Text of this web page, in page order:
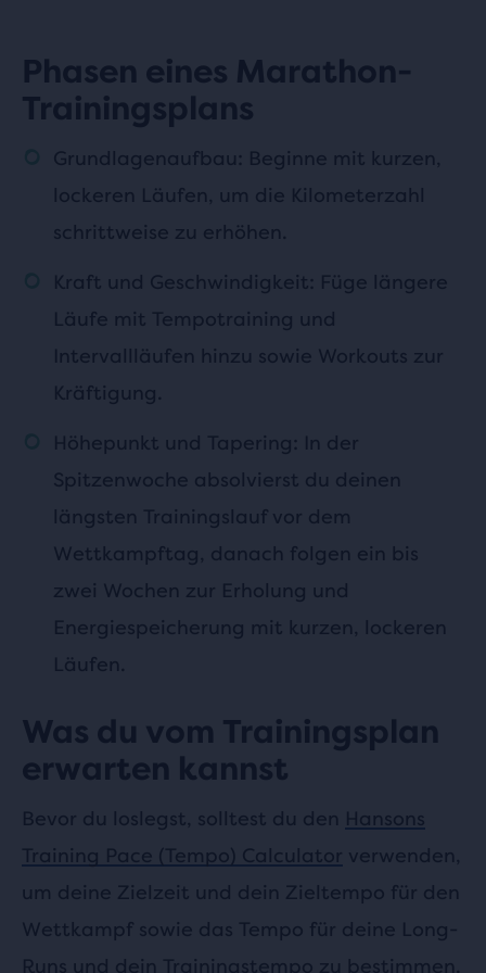
Phasen eines Marathon-
Trainingsplans
Grundlagenaufbau: Beginne mit kurzen,
lockeren Läufen, um die Kilometerzahl
schrittweise zu erhöhen.
Kraft und Geschwindigkeit: Füge längere
Läufe mit Tempotraining und
Intervallläufen hinzu sowie Workouts zur
Kräftigung.
Höhepunkt und Tapering: In der
Spitzenwoche absolvierst du deinen
längsten Trainingslauf vor dem
Wettkampftag, danach folgen ein bis
zwei Wochen zur Erholung und
Energiespeicherung mit kurzen, lockeren
Läufen.
Was du vom Trainingsplan
erwarten kannst
Bevor du loslegst, solltest du den Hansons
Training Pace (Tempo) Calculator verwenden,
um deine Zielzeit und dein Zieltempo für den
Wettkampf sowie das Tempo für deine Long-
Runs und dein Trainingstempo zu bestimmen.